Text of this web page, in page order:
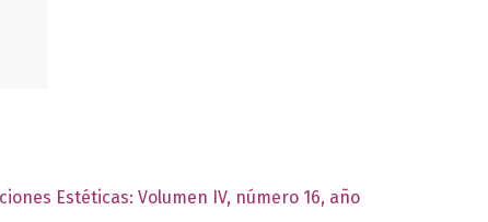
Estéticas: Volumen IV, número 16, año